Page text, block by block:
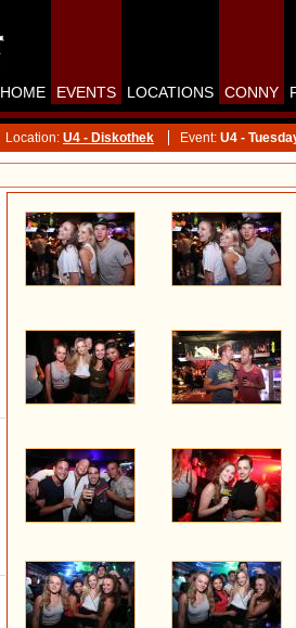
HOME EVENTS LOCATIONS CONNY
Location: U4 - Diskothek Event: U4 -